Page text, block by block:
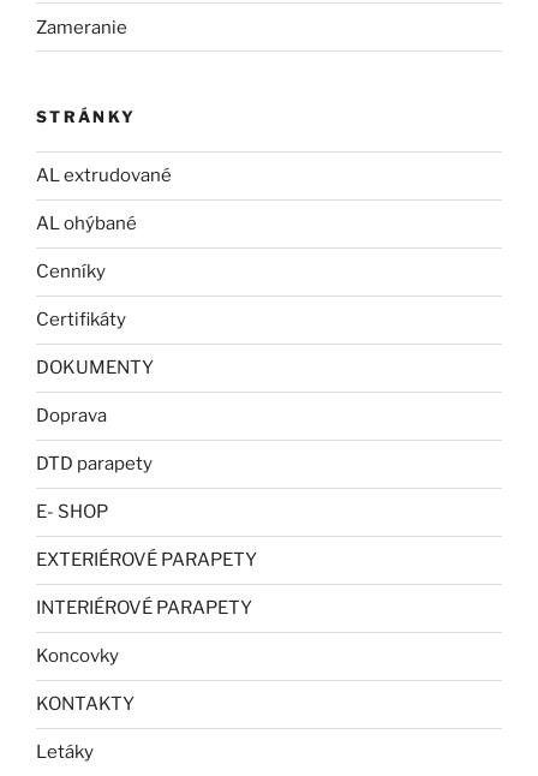
Zameranie
STRÁNKY
AL extrudované
AL ohýbané
Cenníky
Certifikáty
DOKUMENTY
Doprava
DTD parapety
E- SHOP
EXTERIÉROVÉ PARAPETY
INTERIÉROVÉ PARAPETY
Koncovky
KONTAKTY
Letáky